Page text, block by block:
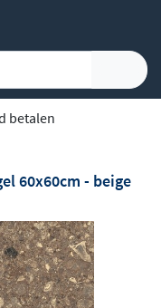
betalen
60x60cm - beige